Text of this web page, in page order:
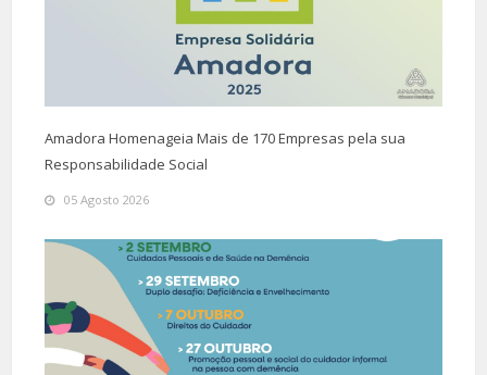
Amadora Homenageia Mais de 170 Empresas pela sua
Responsabilidade Social
05 Agosto 2026